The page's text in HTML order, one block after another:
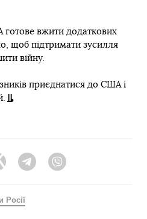
готове вжити додаткових
щоб підтримати зусилля
війну.
приєднатися до США і
Twitter Telegram
Росії